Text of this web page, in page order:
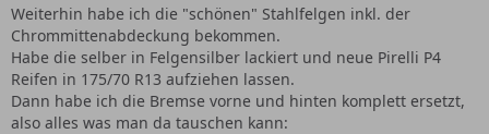
Weiterhin habe ich die "schönen" Stahlfelgen inkl. der
Chrommittenabdeckung bekommen.
Habe die selber in Felgensilber lackiert und neue Pirelli P4
Reifen in 175/70 R13 aufziehen lassen.
Dann habe ich die Bremse vorne und hinten komplett ersetzt,
also alles was man da tauschen kann: